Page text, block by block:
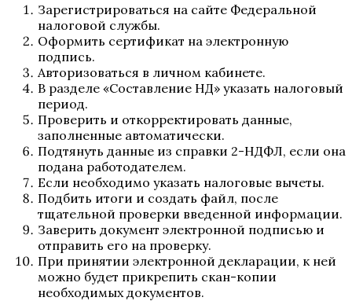
Зарегистрироваться на сайте Федеральной
налоговой службы.
Оформить сертификат на электронную
подпись.
Авторизоваться в личном кабинете.
В разделе «Составление НД» указать налоговый
период.
Проверить и откорректировать данные,
заполненные автоматически.
Подтянуть данные из справки 2-НДФЛ, если она
подана работодателем.
Если необходимо указать налоговые вычеты.
Подбить итоги и создать файл, после
тщательной проверки введенной информации.
Заверить документ электронной подписью и
отправить его на проверку.
При принятии электронной декларации, к ней
можно будет прикрепить скан-копии
необходимых документов.